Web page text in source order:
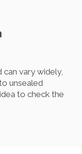
vary widely,
unsealed
to check the